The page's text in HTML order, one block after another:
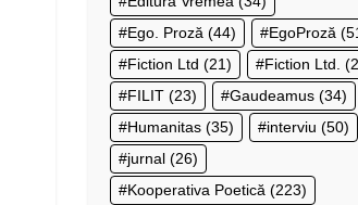
Ego. Proză (44) EgoProză
Fiction Ltd (21) Fiction Ltd.
FILIT (23) Gaudeamus (34)
Humanitas (35) interviu (50)
jurnal (26)
Kooperativa Poetică (223)